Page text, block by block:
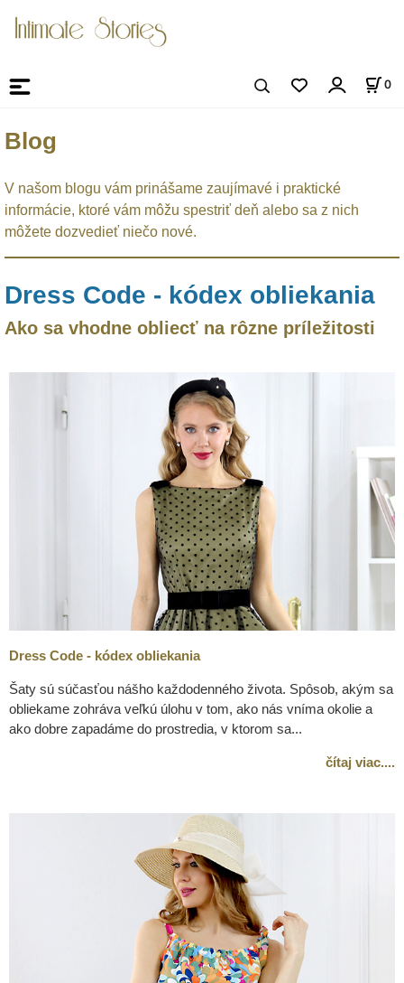
0
Blog
V našom blogu vám prinášame zaujímavé i praktické
informácie, ktoré vám môžu spestriť deň alebo sa z nich
môžete dozvedieť niečo nové.
Dress Code - kódex obliekania
Ako sa vhodne obliecť na rôzne príležitosti
Dress Code - kódex obliekania
Šaty sú súčasťou nášho každodenného života. Spôsob, akým sa
obliekame zohráva veľkú úlohu v tom, ako nás vníma okolie a
ako dobre zapadáme do prostredia, v ktorom sa...
čítaj viac....